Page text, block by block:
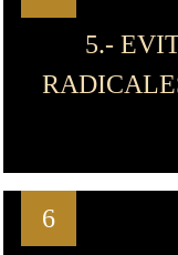
5.-
6